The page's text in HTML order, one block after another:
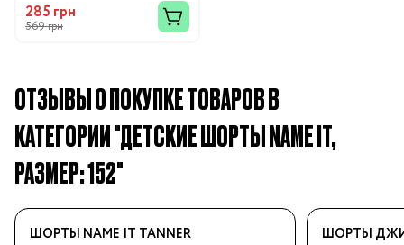
285 грн
569 грн
ОТЗЫВЫ О ПОКУПКЕ ТОВАРОВ В
КАТЕГОРИИ "ДЕТСКИЕ ШОРТЫ NAME IT,
РАЗМЕР: 152"
ШОРТЫ NAME IT TANNER ШОРТЫ